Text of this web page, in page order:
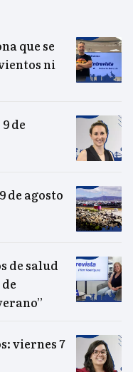
que se
ni
de
de agosto
de salud
viernes 7